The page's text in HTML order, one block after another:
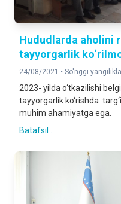
Hududlarda aholini
tayyorgarlik
24/08/2021 • So'nggi
2023- yilda o‘tkazilishi
tayyorgarlik ko‘rishda
muhim ahamiyatga ega.
Batafsil ...